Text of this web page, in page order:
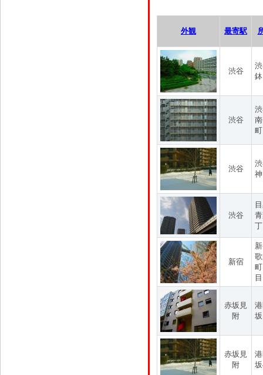
外観 最寄駅
渋谷
渋谷
渋谷
渋谷
新宿
目
赤坂見
附
赤坂見
附